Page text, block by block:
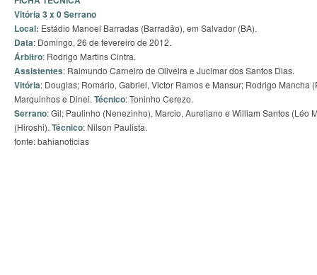
Vitória 3 x 0 Serrano
Local: Estádio Manoel Barradas (Barradão), em Salvador (BA).
Data: Domingo, 26 de fevereiro de 2012.
Árbitro: Rodrigo Martins Cintra.
Assistentes: Raimundo Carneiro de Oliveira e Jucimar dos Santos Dias.
Vitória: Douglas; Romário, Gabriel, Victor Ramos e Mansur; Rodrigo
Marquinhos e Dinei. Técnico: Toninho Cerezo.
Serrano: Gil; Paulinho (Nenezinho), Marcio, Aureliano e William Santos
(Hiroshi). Técnico: Nilson Paulista.
fonte: bahianoticias